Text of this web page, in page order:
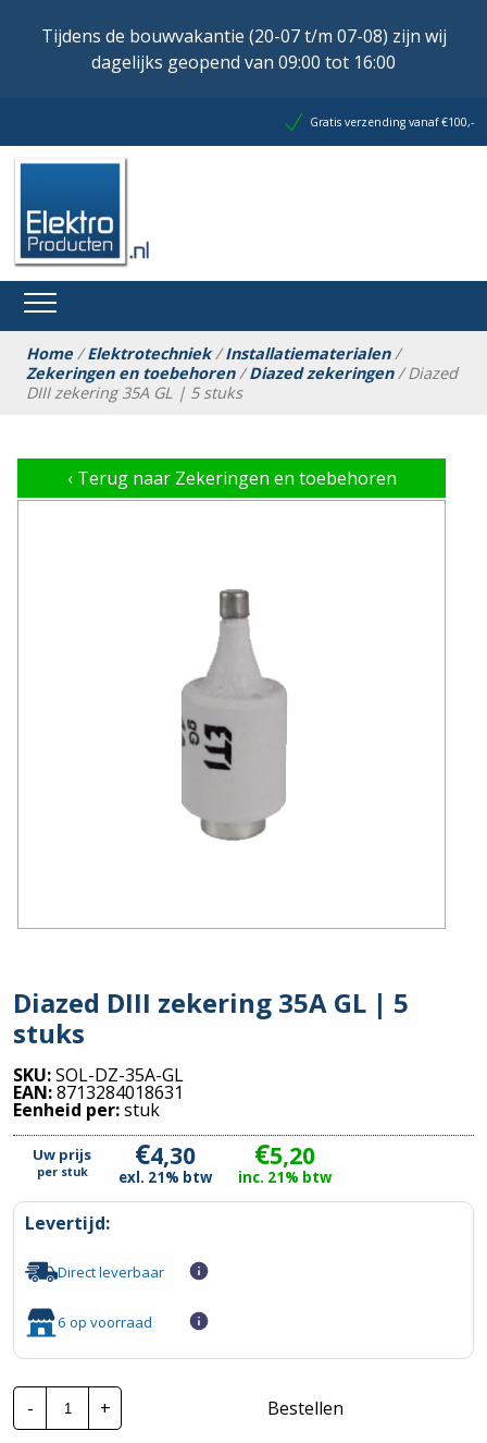
Tijdens de bouwvakantie (20-07 t/m 07-08) zijn wij
dagelijks geopend van 09:00 tot 16:00
Gratis verzending vanaf €100,-
Home/Elektrotechniek/Installatiematerialen/
Zekeringen en toebehoren/Diazed zekeringen/ Diazed
DIII zekering 35A GL | 5 stuks
‹Terug naar Zekeringen en toebehoren
Diazed DIII zekering 35A GL | 5
stuks
SKU:SOL-DZ-35A-GL
EAN:8713284018631
Eenheid per:stuk
Uw prijs
per stuk €4,30
exl. 21% btw
€5,20
inc. 21% btw
Levertijd:
Direct leverbaar
6 op voorraad
-
Diazed
DIII
zekering
+ Bestellen